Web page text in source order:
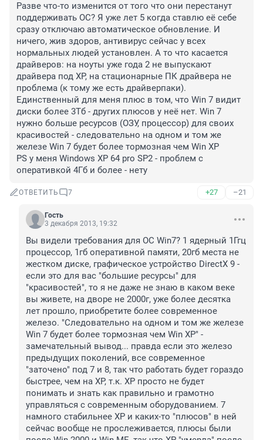
Разве что-то изменится от того что они перестанут
поддерживать ОС? Я уже лет 5 когда ставлю её себе
сразу отключаю автоматическое обновление. И
ничего, жив здоров, антивирус сейчас у всех
нормальных людей установлен. А то что касается
драйверов: на ноуты уже года 2 не выпускают
драйвера под XP, на стационарные ПК драйвера не
проблема (к тому же есть драйверпаки).
Единственный для меня плюс в том, что Win 7 видит
диски более 3Тб - других плюсов у неё нет. Win 7
нужно больше ресурсов (ОЗУ, процессор) для своих
красивостей - следовательно на одном и том же
железе Win 7 будет более тормозная чем Win XP
PS у меня Windows XP 64 pro SP2 - проблем с
оперативкой 4Гб и более - нету
ОТВЕТИТЬ 7 +27 –21
Гость
3 декабря 2013, 19:32
Вы видели требования для ОС Win7? 1 ядерный 1Ггц
процессор, 1гб оперативной памяти, 20гб места не
жестком диске, графическое устройство DirectX 9 -
если это для вас "большие ресурсы" для
"красивостей", то я не даже не знаю в каком веке
вы живете, на дворе не 2000г, уже более десятка
лет прошло, приобретите более современное
железо. "Следовательно на одном и том же железе
Win 7 будет более тормозная чем Win XP" -
замечательный вывод... правда если это железо
предыдущих поколений, все современное
"заточено" под 7 и 8, так что работать будет гораздо
быстрее, чем на ХР, т.к. ХР просто не будет
понимать и знать как правильно и грамотно
управляться с современным оборудованием. 7
намного стабильнее ХР и каких-то "плюсов" в ней
сейчас вообще не прослеживается, плюсы были